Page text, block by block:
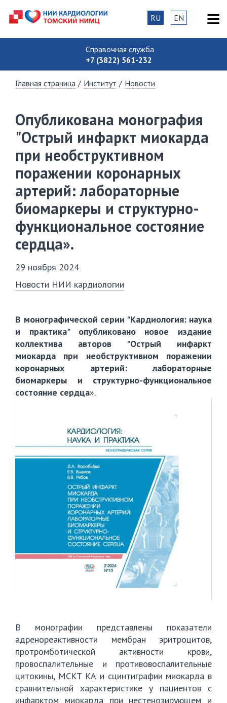
Справочная служба
+7 (3822) 561-232
RU EN
Главная страница / Институт / Новости
Опубликована монография
"Острый инфаркт миокарда
при необструктивном
поражении коронарных
артерий: лабораторные
биомаркеры и структурно-
функциональное состояние
сердца».
29 ноября 2024
Новости НИИ кардиологии
В монографической серии "Кардиология: наука
и практика" опубликовано новое издание
коллектива авторов "Острый инфаркт
миокарда при необструктивном поражении
коронарных артерий: лабораторные
биомаркеры и структурно-функциональное
состояние сердца».
В монографии представлены показатели
адренореактивности мембран эритроцитов,
протромботической активности крови,
провоспалительные и противовоспалительные
цитокины, МСКТ КА и сцинтиграфии миокарда в
сравнительной характеристике у пациентов с
инфарктом миокарда при нестенозирующем и